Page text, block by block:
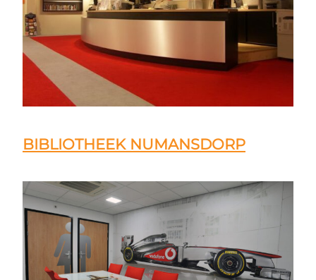
BIBLIOTHEEK NUMANSDORP